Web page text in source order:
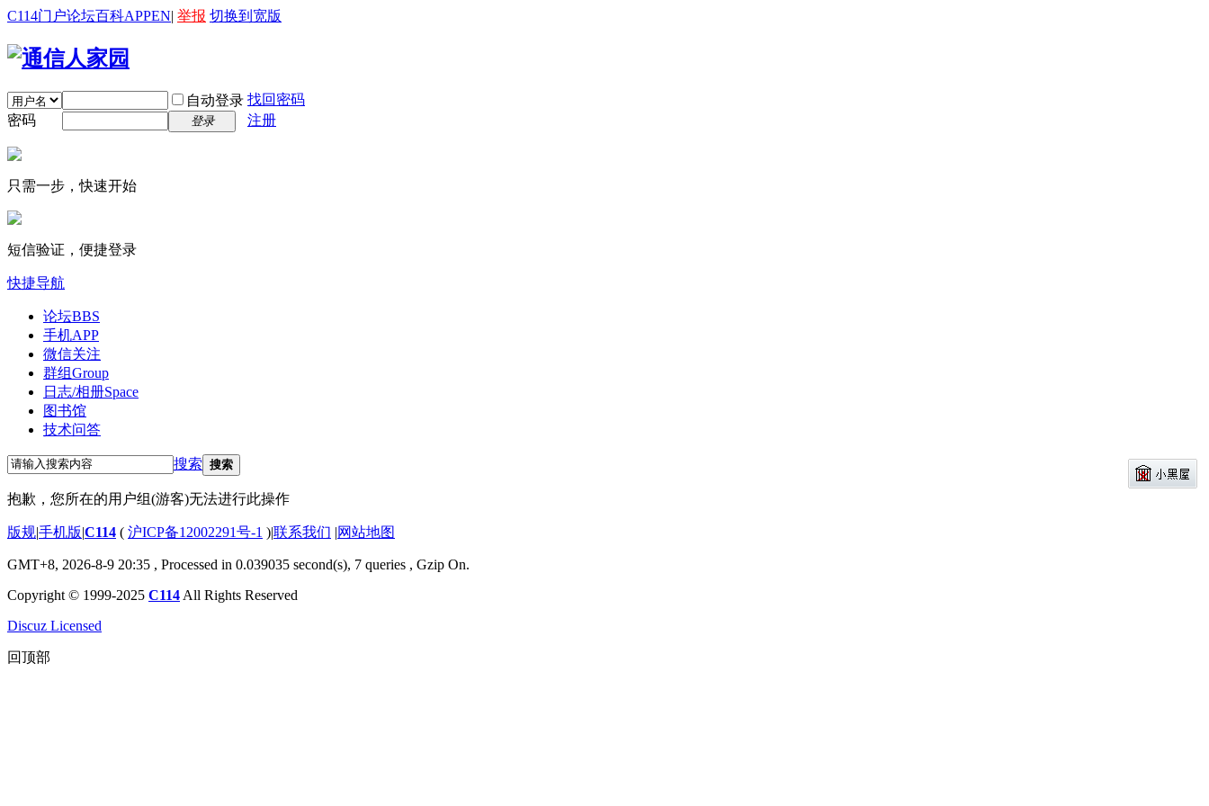
C114门户论坛百科APPEN| 举报 切换到宽版
自动登录 找回密码
密码
登录 注册
只需一步，快速开始
短信验证，便捷登录
快捷导航
论坛BBS
手机APP
微信关注
群组Group
日志/相册Space
图书馆
技术问答
搜索 搜索
抱歉，您所在的用户组(游客)无法进行此操作
版规|手机版|C114 ( 沪ICP备12002291号-1 )|联系我们 |网站地图
GMT+8, 2026-8-9 20:35 , Processed in 0.039035 second(s), 7 queries , Gzip On.
Copyright © 1999-2025 C114 All Rights Reserved
Discuz Licensed
回顶部